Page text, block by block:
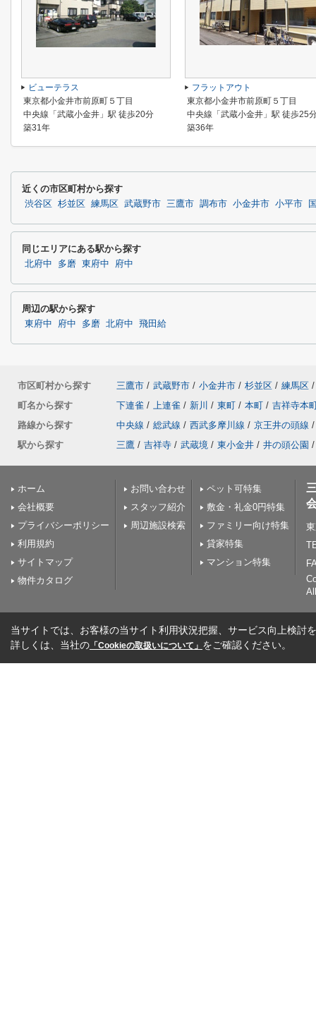
ビューテラス
東京都小金井市前原町５丁目
中央線「武蔵小金井」駅 徒歩20分
築31年
フラットアウト
東京都小金井市前原町５丁目
中央線「武蔵小金井」駅 徒歩25
築36年
近くの市区町村から探す
渋谷区 杉並区 練馬区 武蔵野市 三鷹市 調布市 小金井市 小平市
同じエリアにある駅から探す
北府中 多磨 東府中 府中
周辺の駅から探す
東府中 府中 多磨 北府中 飛田給
市区町村から探す 三鷹市 / 武蔵野市 / 小金井市 / 杉並区 / 練馬区 /
町名から探す
下連雀 / 上連雀 / 新川 / 東町 / 本町 / 吉祥寺本
路線から探す
中央線 / 総武線 / 西武多摩川線 / 京王井の頭線 /
駅から探す
三鷹 / 吉祥寺 / 武蔵境 / 東小金井 / 井の頭公園 /
ホーム
会社概要
プライバシーポリシー
利用規約
サイトマップ
物件カタログ
お問い合わせ
スタッフ紹介
周辺施設検索
ペット可特集
敷金・礼金0円特集
ファミリー向け特集
貸家特集
マンション特集
当サイトでは、お客様の当サイト利用状況把握、サービス向上検討
詳しくは、当社の 「Cookieの取扱いについて」 をご確認ください。